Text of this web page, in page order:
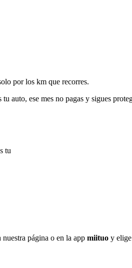
por los km que recorres.
auto, ese mes no pagas y sigues
tu
página o en la app miituo y